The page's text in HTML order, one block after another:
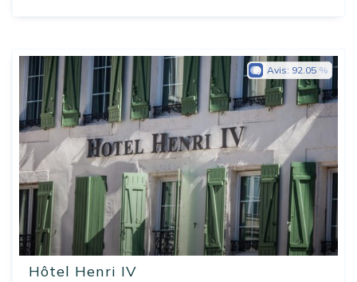
Hôtel Henri IV
Avis: 92.05